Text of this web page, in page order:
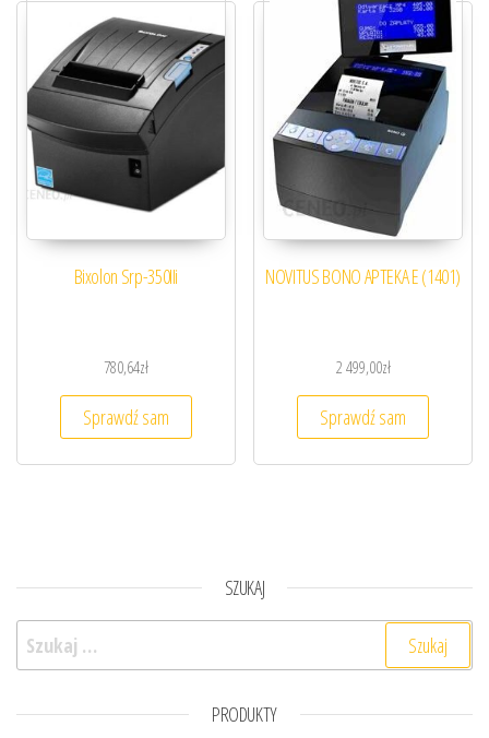
Bixolon Srp-350IIi
780,64zł
Sprawdź sam
NOVITUS BONO APTEKA E (1401)
2 499,00zł
Sprawdź sam
SZUKAJ
Szukaj:
PRODUKTY